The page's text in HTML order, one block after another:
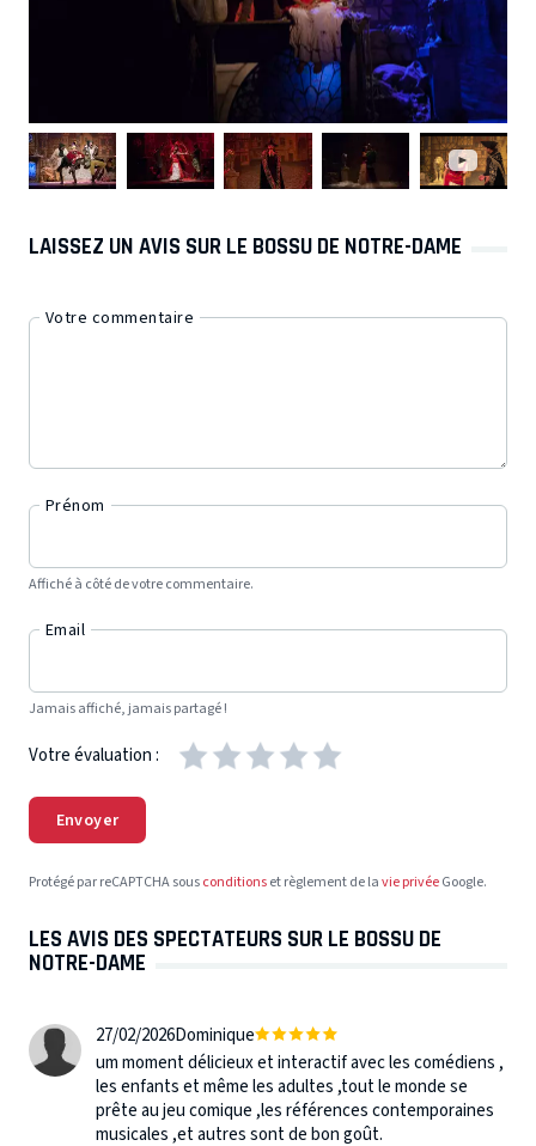
LAISSEZ UN AVIS SUR LE BOSSU DE NOTRE-DAME
Votre commentaire
Prénom
Affiché à côté de votre commentaire.
Email
Jamais affiché, jamais partagé !
Votre évaluation :
Envoyer
Protégé par reCAPTCHA sousconditionset règlement de lavie privéeGoogle.
LES AVIS DES SPECTATEURS SUR LE BOSSU DE
NOTRE-DAME
27/02/2026Dominique
um moment délicieux et interactif avec les comédiens ,
les enfants et même les adultes ,tout le monde se
prête au jeu comique ,les références contemporaines
musicales ,et autres sont de bon goût.